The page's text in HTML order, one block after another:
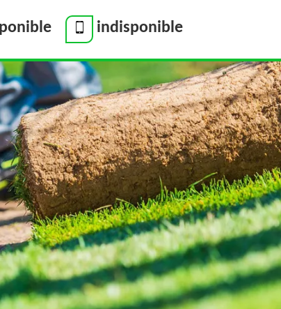
indisponible